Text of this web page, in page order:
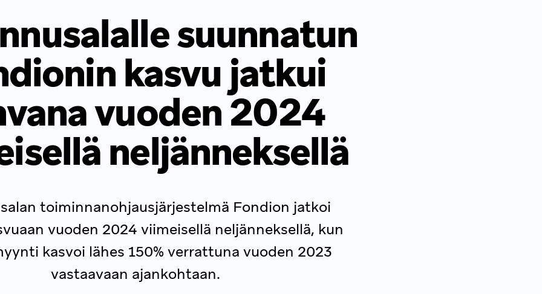
suunnatun
kasvu jatkui
vuoden 2024
neljänneksellä
toiminnanohjausjärjestelmä Fondion jatkoi
vuoden 2024 viimeisellä neljänneksellä, kun
kasvoi lähes 150% verrattuna vuoden 2023
vastaavaan ajankohtaan.